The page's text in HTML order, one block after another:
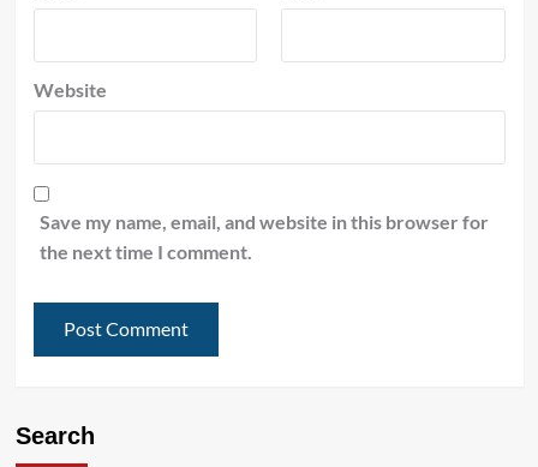
Website
Save my name, email, and website in this browser for
the next time I comment.
Search